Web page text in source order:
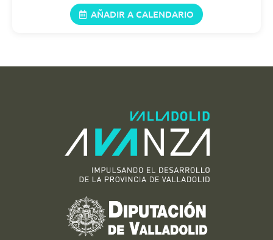
19/08/2026
11:00 (21:00)
22/08/2026
23/08/2026
AÑADIR A CALENDARIO